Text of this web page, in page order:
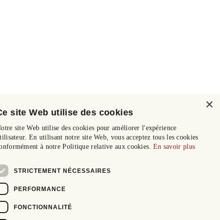
×
site Web utilise des cookies
site Web utilise des cookies pour améliorer l'expérience
En utilisant notre site Web, vous acceptez tous les cookies
à notre Politique relative aux cookies. En savoir plus
STRICTEMENT NÉCESSAIRES
PERFORMANCE
FONCTIONNALITÉ